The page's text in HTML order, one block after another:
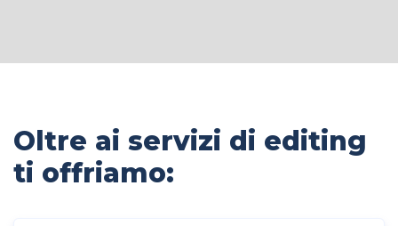
Oltre ai servizi di editing
ti offriamo: